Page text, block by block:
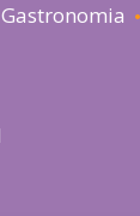
Gastronomia